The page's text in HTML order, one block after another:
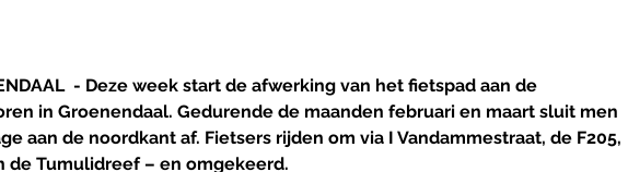
- Deze week start de afwerking van het fietspad aan de
in Groenendaal. Gedurende de maanden februari en maart sluit men
aan de noordkant af. Fietsers rijden om via I Vandammestraat, de F205,
de Tumulidreef – en omgekeerd.